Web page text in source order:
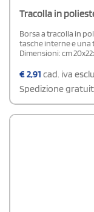
Tracolla in
Borsa a tracolla in
tasche interne e
Dimensioni: cm
€2,91 cad. iva
Spedizione